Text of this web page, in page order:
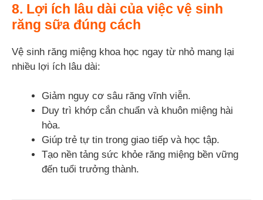
8. Lợi ích lâu dài của việc vệ sinh
răng sữa đúng cách
Vệ sinh răng miệng khoa học ngay từ nhỏ mang lại
nhiều lợi ích lâu dài:
Giảm nguy cơ sâu răng vĩnh viễn.
Duy trì khớp cắn chuẩn và khuôn miệng hài
hòa.
Giúp trẻ tự tin trong giao tiếp và học tập.
Tạo nền tảng sức khỏe răng miệng bền vững
đến tuổi trưởng thành.